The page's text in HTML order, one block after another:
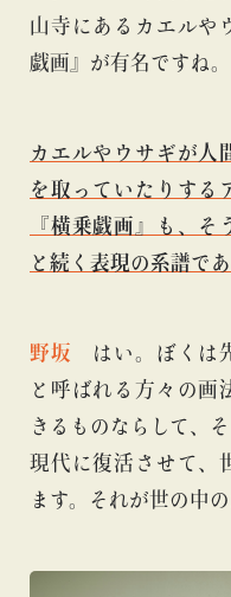
山寺にあるカエルや
戯画』が有名ですね。
カエルやウサギが人
を取っていたりする
『横乗戯画』も、
と続く表現の系譜であ
野坂 はい。ぼくは
と呼ばれる方々の画
きるものならして、
現代に復活させて、
ます。それが世の中